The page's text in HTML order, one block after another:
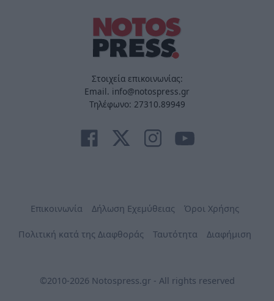
Στοιχεία επικοινωνίας:
Email. info@notospress.gr
Τηλέφωνο: 27310.89949
Επικοινωνία Δήλωση Εχεμύθειας Όροι Χρήσης
Πολιτική κατά της Διαφθοράς Ταυτότητα Διαφήμιση
©2010-2026 Notospress.gr - All rights reserved